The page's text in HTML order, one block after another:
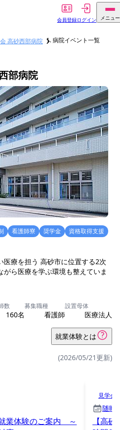
会員登録ログイン メニュー
高砂西部病院 病院イベント一覧
部病院
看護師寮 奨学金
資格取得支援
医療を担う 高砂市に位置する2次
ら医療を学ぶ環境も整えていま
数
160名
募集職種
看護師
設置母体
医療法人
就業体験とは
(2026/05/21更新)
業体験のご案内 ～
見学会
随時
【高